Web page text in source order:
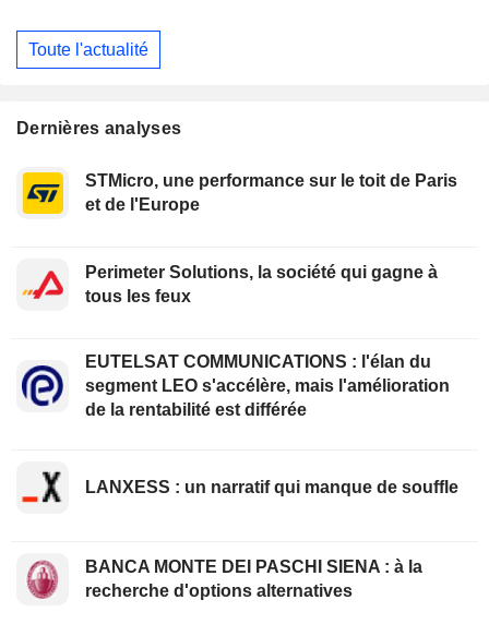
Toute l'actualité
Dernières analyses
STMicro, une performance sur le toit de Paris
et de l'Europe
Perimeter Solutions, la société qui gagne à
tous les feux
EUTELSAT COMMUNICATIONS : l'élan du
segment LEO s'accélère, mais l'amélioration
de la rentabilité est différée
LANXESS : un narratif qui manque de souffle
BANCA MONTE DEI PASCHI SIENA : à la
recherche d'options alternatives